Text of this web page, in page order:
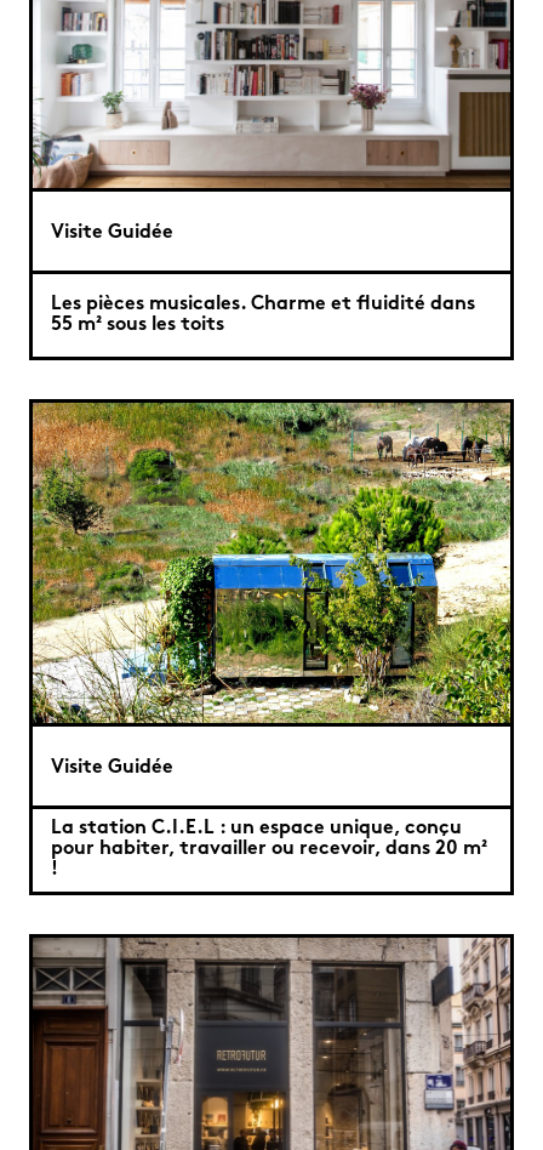
Visite Guidée
Les pièces musicales. Charme et fluidité dans
55 m² sous les toits
Visite Guidée
La station C.I.E.L : un espace unique, conçu
pour habiter, travailler ou recevoir, dans 20 m²
!